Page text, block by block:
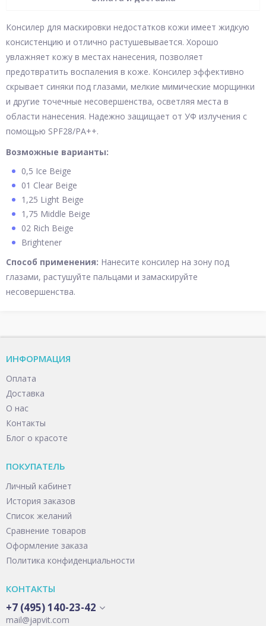
Консилер для маскировки недостатков кожи имеет жидкую
консистенцию и отлично растушевывается. Хорошо
увлажняет кожу в местах нанесения, позволяет
предотвратить воспаления в коже. Консилер эффективно
скрывает синяки под глазами, мелкие мимические морщинки
и другие точечные несовершенства, осветляя места в
области нанесения. Надежно защищает от УФ излучения с
помощью SPF28/РА++.
Возможные варианты:
0,5 Ice Beige
01 Clear Beige
1,25 Light Beige
1,75 Middle Beige
02 Rich Beige
Brightener
Способ применения: Нанесите консилер на зону под
глазами, растушуйте пальцами и замаскируйте
несовершенства.
ИНФОРМАЦИЯ
Оплата
Доставка
О нас
Контакты
Блог о красоте
ПОКУПАТЕЛЬ
Личный кабинет
История заказов
Список желаний
Сравнение товаров
Оформление заказа
Политика конфиденциальности
КОНТАКТЫ
+7 (495) 140-23-42
mail@japvit.com